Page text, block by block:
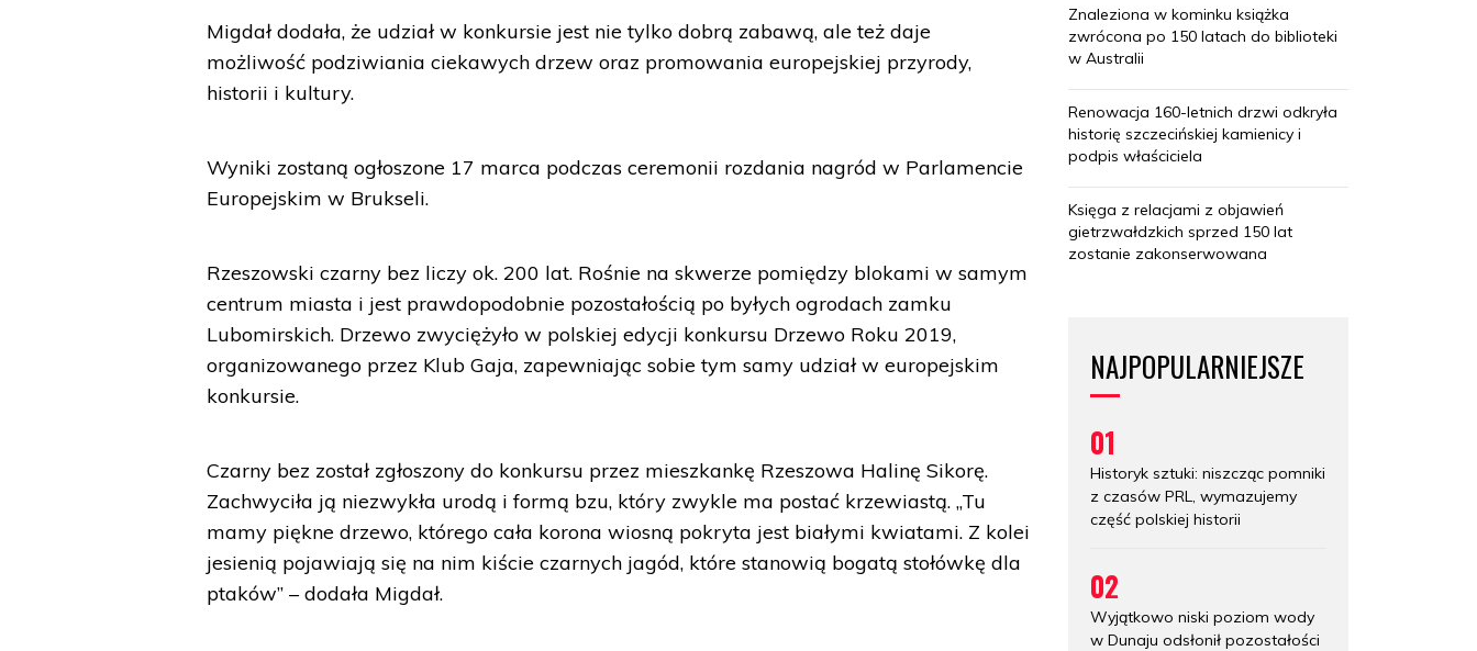
Migdał dodała, że udział w konkursie jest nie tylko dobrą zabawą, ale też daje
możliwość podziwiania ciekawych drzew oraz promowania europejskiej przyrody,
historii i kultury.
Wyniki zostaną ogłoszone 17 marca podczas ceremonii rozdania nagród w Parlamencie
Europejskim w Brukseli.
Rzeszowski czarny bez liczy ok. 200 lat. Rośnie na skwerze pomiędzy blokami w samym
centrum miasta i jest prawdopodobnie pozostałością po byłych ogrodach zamku
Lubomirskich. Drzewo zwyciężyło w polskiej edycji konkursu Drzewo Roku 2019,
organizowanego przez Klub Gaja, zapewniając sobie tym samy udział w europejskim
konkursie.
Czarny bez został zgłoszony do konkursu przez mieszkankę Rzeszowa Halinę Sikorę.
Zachwyciła ją niezwykła urodą i formą bzu, który zwykle ma postać krzewiastą. „Tu
mamy piękne drzewo, którego cała korona wiosną pokryta jest białymi kwiatami. Z kolei
jesienią pojawiają się na nim kiście czarnych jagód, które stanowią bogatą stołówkę dla
ptaków” – dodała Migdał.
Znaleziona w kominku książka
zwrócona po 150 latach do biblioteki
w Australii
Renowacja 160-letnich drzwi odkryła
historię szczecińskiej kamienicy i
podpis właściciela
Księga z relacjami z objawień
gietrzwałdzkich sprzed 150 lat
zostanie zakonserwowana
NAJPOPULARNIEJSZE
01
Historyk sztuki: niszcząc pomniki
z czasów PRL, wymazujemy
część polskiej historii
02
Wyjątkowo niski poziom wody
w Dunaju odsłonił pozostałości